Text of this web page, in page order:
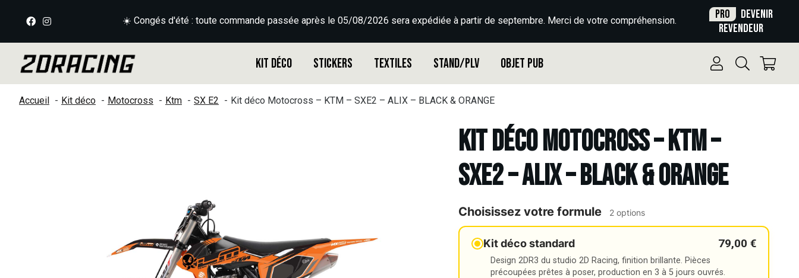
☀️ Congés d'été : toute commande passée après le 05/08/2026 sera expédiée à partir de septembre. Merci de votre compréhension. Pro
Devenir
revendeur
Kit déco Stickers Textiles Stand/PLV Objet Pub
Accueil Kit déco Motocross Ktm SX E2 Kit déco Motocross – KTM – SXE2 – ALIX – BLACK & ORANGE
Kit déco Motocross – KTM –
SXE2 – ALIX – BLACK & ORANGE
Choisissez votre formule 2 options
Kit déco standard 79,00 €
Design 2DR3 du studio 2D Racing, finition brillante. Pièces
précoupées prêtes à poser, production en 3 à 5 jours ouvrés.